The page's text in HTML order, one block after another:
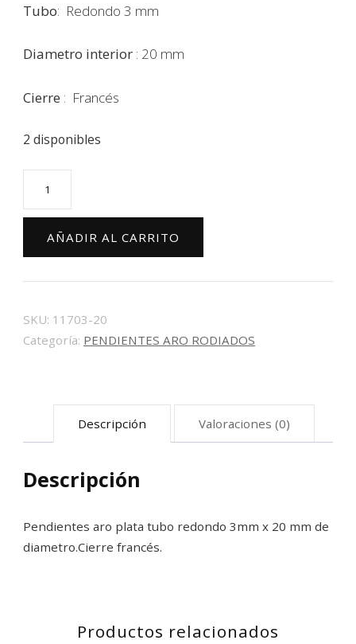
Tubo: Redondo 3 mm
Diametro interior : 20 mm
Cierre : Francés
2 disponibles
x
20
AÑADIR AL CARRITO
SKU: 11703-20
Categoría: PENDIENTES ARO RODIADOS
Descripción Valoraciones (0)
Descripción
Pendientes aro plata tubo redondo 3mm x 20 mm de
diametro.Cierre francés.
Productos relacionados